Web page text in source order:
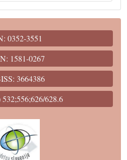
0352-3551
1581-0267
3664386
628.6